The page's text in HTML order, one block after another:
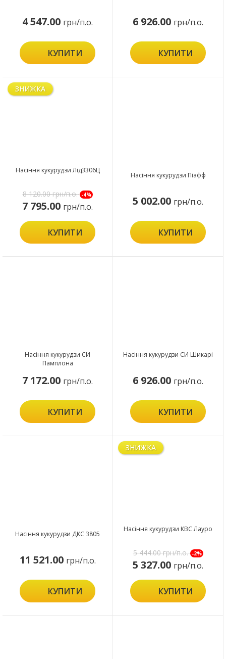
4 547.00 грн/п.о.
КУПИТИ
6 926.00 грн/п.о.
КУПИТИ
ЗНИЖКА
Насіння кукурудзи Лід3306Ц
8 120.00грн/п.о. -4%
7 795.00 грн/п.о.
КУПИТИ
Насіння кукурудзи Піафф
5 002.00 грн/п.о.
КУПИТИ
Насіння кукурудзи СИ
Памплона
7 172.00 грн/п.о.
КУПИТИ
Насіння кукурудзи СИ Шикарі
6 926.00 грн/п.о.
КУПИТИ
Насіння кукурудзи ДКС 3805
11 521.00 грн/п.о.
КУПИТИ
ЗНИЖКА
Насіння кукурудзи КВС Лауро
5 444.00грн/п.о. -2%
5 327.00 грн/п.о.
КУПИТИ